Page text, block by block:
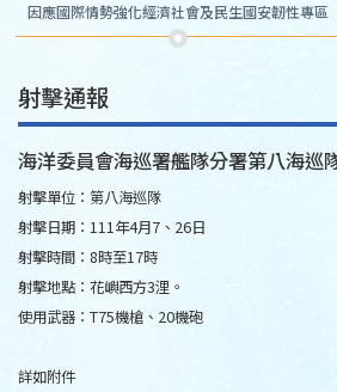
因應國際情勢強化經濟社會及民生國安韌性專區
射擊通報
海洋委員會海巡署艦隊分署第八海巡
射擊單位：第八海巡隊
射擊日期：111年4月7、26日
射擊時間：8時至17時
射擊地點：花嶼西方3浬。
使用武器：T75機槍、20機砲
詳如附件